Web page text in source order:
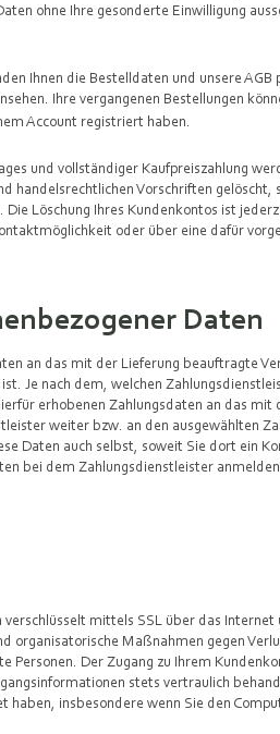
ohne Ihre gesonderte Einwilligung
Ihnen die Bestelldaten und unsere AGB
Ihre vergangenen Bestellungen
Account registriert haben.
und vollständiger Kaufpreiszahlung
handelsrechtlichen Vorschriften
Löschung Ihres Kundenkontos ist
oder über eine dafür
Daten
an das mit der Lieferung beauftragte
Je nach dem, welchen
erhobenen Zahlungsdaten an das
weiter bzw. an den ausgewählten
Daten auch selbst, soweit Sie dort ein
bei dem Zahlungsdienstleister
mittels SSL über das
organisatorische Maßnahmen gegen
Personen. Der Zugang zu Ihrem
stets vertraulich
insbesondere wenn Sie den